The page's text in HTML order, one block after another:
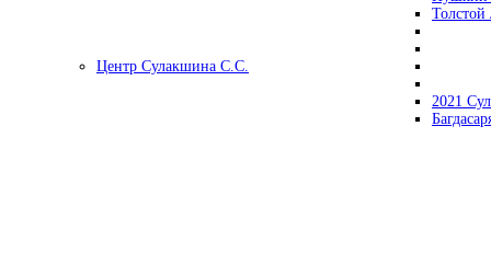
Центр Сулакшина С.С.
2021